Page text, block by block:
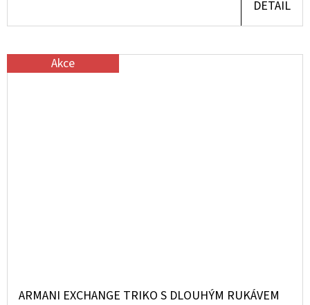
DETAIL
Akce
ARMANI EXCHANGE TRIKO S DLOUHÝM RUKÁVEM